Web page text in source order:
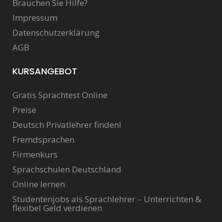
Brauchen Sie Hilfe?
Impressum
Datenschutzerklärung
AGB
KURSANGEBOT
Gratis Sprachtest Online
Preise
Deutsch Privatlehrer finden!
Fremdsprachen
Firmenkurs
Sprachschulen Deutschland
Online lernen
Studentenjobs als Sprachlehrer – Unterrichten &
flexibel Geld verdienen